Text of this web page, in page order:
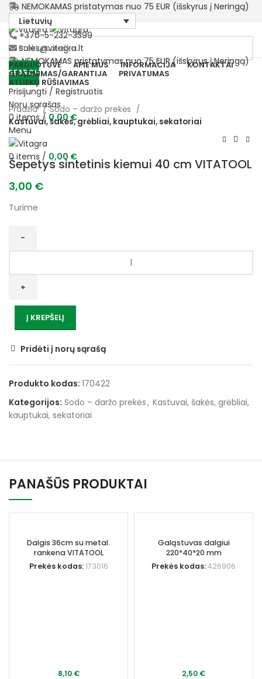
NEMOKAMAS pristatymas nuo 75 EUR (išskyrus į Neringą)
Lietuvių
+370-5-232-3399
sales@vitagra.lt
NEMOKAMAS pristatymas nuo 75 EUR (išskyrus į Neringą)
SEARCH
Prisijungti / Registruotis
Norų sąrašas
0items / 0,00€
Menu
0 items / 0,00 €
PARDUOTUVĖ APIE MUS INFORMACIJA KONTAKTAI
GRĄŽINIMAS/GARANTIJA PRIVATUMAS
ATLIEKŲ RŪŠIAVIMAS
Pradžia
Sodo – daržo prekės
Kastuvai, šakės, grėbliai, kauptukai, sekatoriai
Šepetys sintetinis kiemui 40 cm VITATOOL
3,00 €
Turime
kiemui
cm
VITATOOL
Į KREPŠELĮ
Pridėti į norų sąrašą
Produkto kodas: 170422
Kategorijos: Sodo – daržo prekės, Kastuvai, šakės, grėbliai,
kauptukai, sekatoriai
PANAŠŪS PRODUKTAI
Dalgis 36cm su metal.
rankena VITATOOL
Prekės kodas:173016
8,10 €
Galąstuvas dalgiui
220*40*20 mm
Prekės kodas:426906
2,50 €